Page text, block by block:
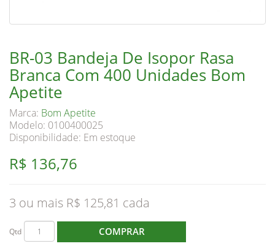
BR-03 Bandeja De Isopor Rasa
Branca Com 400 Unidades Bom
Apetite
Marca: Bom Apetite
Modelo: 0100400025
Disponibilidade: Em estoque
R$ 136,76
3 ou mais R$ 125,81
Qtd COMPRAR